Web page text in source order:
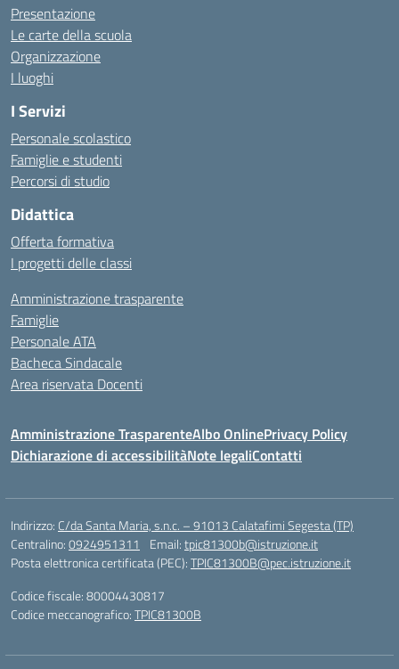
Presentazione
Le carte della scuola
Organizzazione
I luoghi
I Servizi
Personale scolastico
Famiglie e studenti
Percorsi di studio
Didattica
Offerta formativa
I progetti delle classi
Amministrazione trasparente
Famiglie
Personale ATA
Bacheca Sindacale
Area riservata Docenti
Amministrazione TrasparenteAlbo OnlinePrivacy Policy
Dichiarazione di accessibilitàNote legaliContatti
Indirizzo: C/da Santa Maria, s.n.c. – 91013 Calatafimi Segesta (TP)
Centralino:0924951311 Email:tpic81300b@istruzione.it
Posta elettronica certificata (PEC):TPIC81300B@pec.istruzione.it
Codice fiscale: 80004430817
Codice meccanografico:TPIC81300B